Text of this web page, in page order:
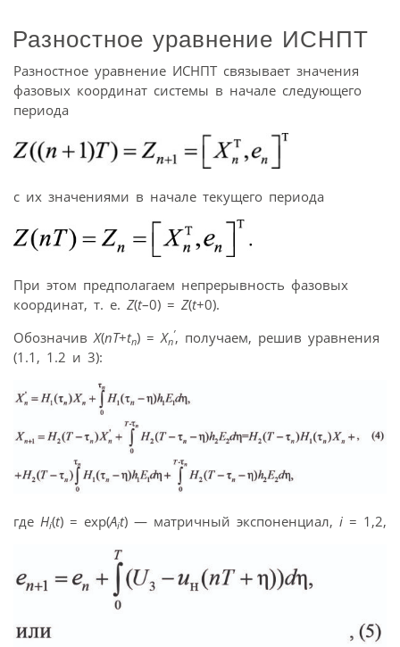
Разностное уравнение ИСНПТ
Разностное уравнение ИСНПТ связывает значения
фазовых координат системы в начале следующего
периода
с их значениями в начале текущего периода
При этом предполагаем непрерывность фазовых
координат, т. е. Z(t–0) = Z(t+0).
Обозначив X(nT+tn) = Xn
’, получаем, решив уравнения
(1.1, 1.2 и 3):
где Hi(t) = exp(Ait) — матричный экспоненциал, i = 1,2,